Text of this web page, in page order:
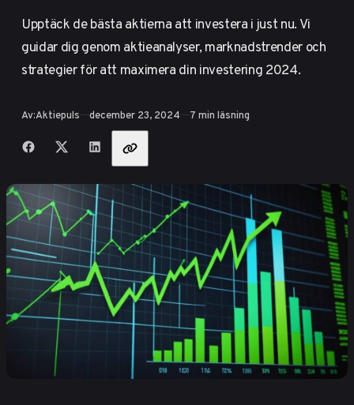
Upptäck de bästa aktierna att investera i just nu. Vi
guidar dig genom aktieanalyser, marknadstrender och
strategier för att maximera din investering 2024.
Av:Aktiepuls Publicerad
december 23, 2024 7 min läsning
Dela med vänner